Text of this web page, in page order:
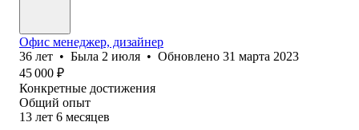
Офис менеджер, дизайнер
36 лет • Была 2 июля • Обновлено 31 марта 2023
45 000 ₽
Конкретные достижения
Общий опыт
13 лет 6 месяцев